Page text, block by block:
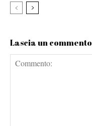
Lascia un commento